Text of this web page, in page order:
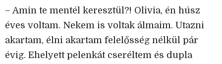
– Amin te mentél keresztül?! Olivia, én húsz
éves voltam. Nekem is voltak álmaim. Utazni
akartam, élni akartam felelősség nélkül pár
évig. Ehelyett pelenkát cseréltem és dupla